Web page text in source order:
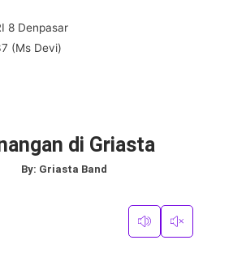
8 Denpasar
(Ms Devi)
di Griasta
By: Griasta Band